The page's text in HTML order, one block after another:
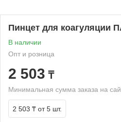
Пинцет для коагуляции
В наличии
Опт и розница
2 503 ₸
Минимальная сумма заказа на
2 503 ₸ от 5 шт.